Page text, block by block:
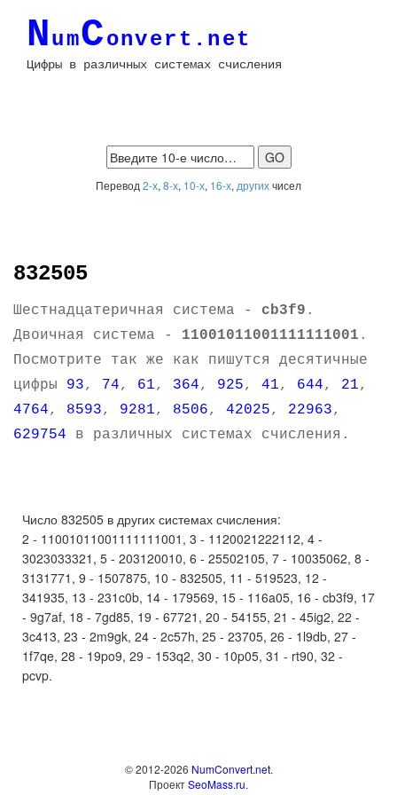
NumConvert.net
Цифры в различных системах счисления
Перевод 2-х, 8-х, 10-х, 16-х, другихчисел
832505
Шестнадцатеричная система - cb3f9 .
Двоичная система - 11001011001111111001 .
Посмотрите так же как пишутся десятичные
цифры 93, 74, 61, 364, 925, 41, 644, 21,
4764, 8593, 9281, 8506, 42025, 22963,
629754 в различных системах счисления.
Число 832505 в других системах счисления:
2 - 11001011001111111001, 3 - 1120021222112, 4 -
3023033321, 5 - 203120010, 6 - 25502105, 7 - 10035062, 8 -
3131771, 9 - 1507875, 10 - 832505, 11 - 519523, 12 -
341935, 13 - 231c0b, 14 - 179569, 15 - 116a05, 16 - cb3f9, 17
- 9g7af, 18 - 7gd85, 19 - 67721, 20 - 54155, 21 - 45ig2, 22 -
3c413, 23 - 2m9gk, 24 - 2c57h, 25 - 23705, 26 - 1l9db, 27 -
1f7qe, 28 - 19po9, 29 - 153q2, 30 - 10p05, 31 - rt90, 32 -
pcvp.
© 2012-2026 NumConvert.net.
ПроектSeoMass.ru.